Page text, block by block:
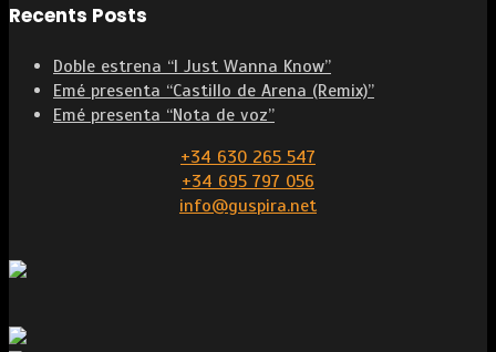
Recents Posts
Doble estrena “I Just Wanna Know”
Emé presenta “Castillo de Arena (Remix)”
Emé presenta “Nota de voz”
+34 630 265 547
+34 695 797 056
info@guspira.net